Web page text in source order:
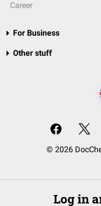
Career
For Business
Other stuff
© 2026
Log in